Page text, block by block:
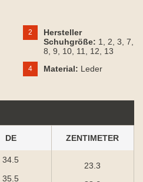
2
Hersteller
Schuhgröße: 1 , 2 , 3 , 7
8 , 9 , 10 , 11 , 12 , 13
4 Material: Leder
DE
34.5
35.5
ZENTIMETER
23.3